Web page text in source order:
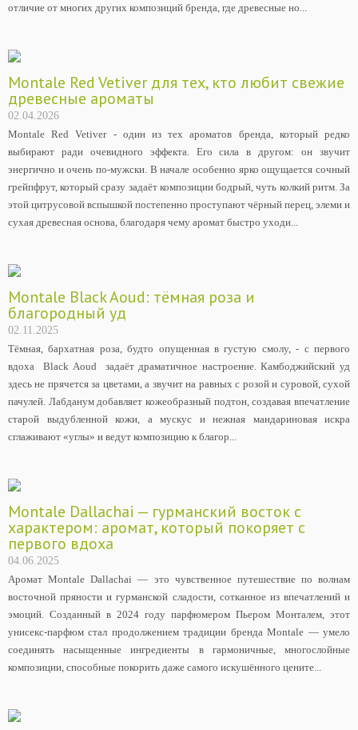
отличие от многих других композиций бренда, где древесные но...
Montale Red Vetiver для тех, кто любит свежие
древесные ароматы
02.04.2026
Montale Red Vetiver - один из тех ароматов бренда, который редко
выбирают ради очевидного эффекта. Его сила в другом: он звучит
энергично и очень по-мужски. В начале особенно ярко ощущается сочный
грейпфрут, который сразу задаёт композиции бодрый, чуть колкий ритм. За
этой цитрусовой вспышкой постепенно проступают чёрный перец, элеми и
сухая древесная основа, благодаря чему аромат быстро уходи...
Montale Black Aoud: тёмная роза и
благородный уд
02.11.2025
Тёмная, бархатная роза, будто опущенная в густую смолу, - с первого
вдоха Black Aoud задаёт драматичное настроение. Камбоджийский уд
здесь не прячется за цветами, а звучит на равных с розой и суровой, сухой
пачулей. Лабданум добавляет кожеобразный подтон, создавая впечатление
старой выдубленной кожи, а мускус и нежная мандариновая искра
сглаживают «углы» и ведут композицию к благор...
Montale Dallachai — гурманский восток с
характером: аромат, который покоряет с
первого вдоха
04.06.2025
Аромат Montale Dallachai — это чувственное путешествие по волнам
восточной пряности и гурманской сладости, сотканное из впечатлений и
эмоций. Созданный в 2024 году парфюмером Пьером Монталем, этот
унисекс-парфюм стал продолжением традиции бренда Montale — умело
соединять насыщенные ингредиенты в гармоничные, многослойные
композиции, способные покорить даже самого искушённого цените...